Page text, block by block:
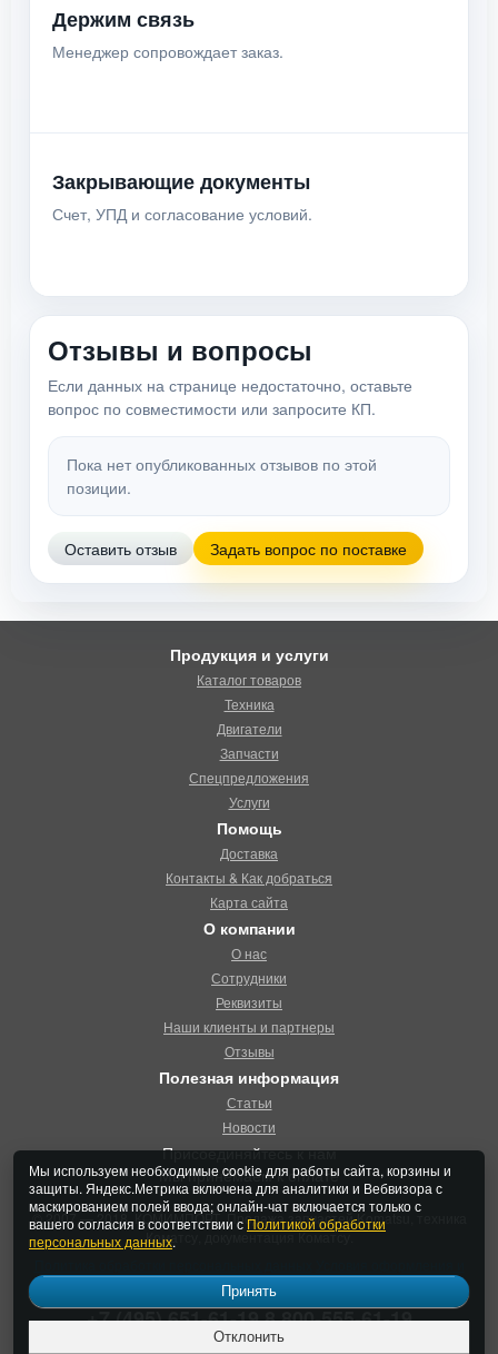
Мы используем необходимые cookie для работы сайта, корзины и
защиты. Яндекс.Метрика включена для аналитики и Вебвизора с
маскированием полей ввода; онлайн-чат включается только с
вашего согласия в соответствии с Политикой обработки
персональных данных.
Принять
Отклонить
Держим связь
Менеджер сопровождает заказ.
Закрывающие документы
Счет, УПД и согласование условий.
Отзывы и вопросы
Если данных на странице недостаточно, оставьте
вопрос по совместимости или запросите КП.
Пока нет опубликованных отзывов по этой
позиции.
Оставить отзыв Задать вопрос по поставке
Продукция и услуги
Каталог товаров
Техника
Двигатели
Запчасти
Спецпредложения
Услуги
Помощь
Доставка
Контакты & Как добраться
Карта сайта
О компании
О нас
Сотрудники
Реквизиты
Наши клиенты и партнеры
Отзывы
Полезная информация
Статьи
Новости
Присоединяйтесь к нам
Мы принемаем к оплате
© 2007 — 2018, КОМИМПОРТ. Продажа запчастей Komatsu, техника
Коматсу, документация Коматсу.
продажи
+7 (495) 651-61-198 800-555-61-19
Заказать звонок